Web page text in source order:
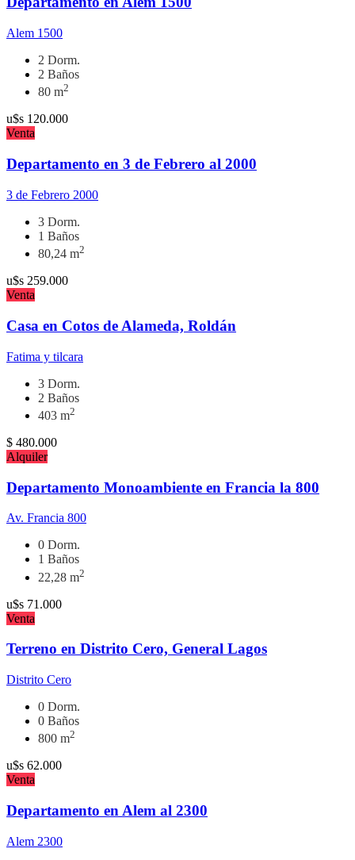
Alem 1500
2 Dorm.
2 Baños
80 m2
u$s 120.000
Venta
Departamento en 3 de Febrero al 2000
3 de Febrero 2000
3 Dorm.
1 Baños
80,24 m2
u$s 259.000
Venta
Casa en Cotos de Alameda, Roldán
Fatima y tilcara
3 Dorm.
2 Baños
403 m2
$ 480.000
Alquiler
Departamento Monoambiente en Francia la 800
Av. Francia 800
0 Dorm.
1 Baños
22,28 m2
u$s 71.000
Venta
Terreno en Distrito Cero, General Lagos
Distrito Cero
0 Dorm.
0 Baños
800 m2
u$s 62.000
Venta
Departamento en Alem al 2300
Alem 2300